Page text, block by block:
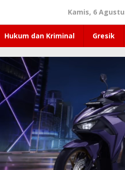
Kamis, 6
Hukum dan Kriminal Gresik